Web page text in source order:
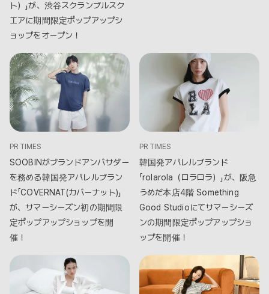
ト）」が、渋谷スクランブルスク
エアに期間限定ポップアップシ
ョップをオープン！
PR TIMES
SOOBINがブランドアンバサダー
を務める韓国発アパレルブラン
ド「COVERNAT(カバーナット)」
が、サマーシーズン初の期間限
定ポップアップショップを開
催！
PR TIMES
韓国発アパレルブランド
「rolarola（ロラロラ）」が、阪急
うめだ本店4階 Something
Good Studioにてサマーシーズ
ンの期間限定ポップアップショ
ップを開催！